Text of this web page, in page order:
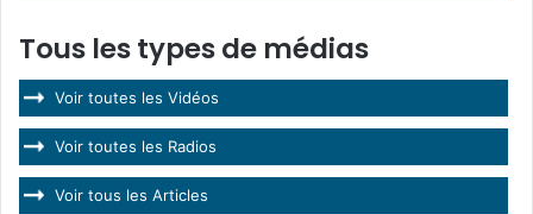
Tous les types de médias
Voir toutes les Vidéos
Voir toutes les Radios
Voir tous les Articles